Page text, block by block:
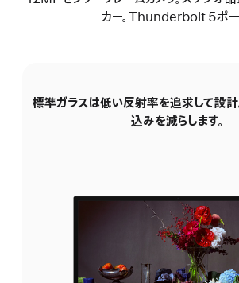
カー。Thunderbolt 5ポー
標準ガラスは低い反射率を追求して設計
込みを減らします。